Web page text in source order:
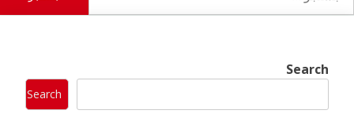
Search
Search